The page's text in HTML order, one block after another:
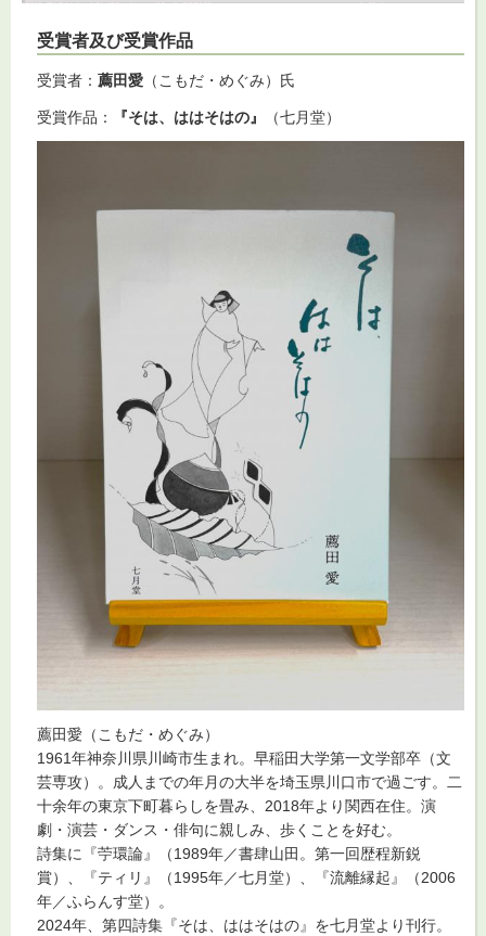
受賞者及び受賞作品
受賞者： 薦田愛 （こもだ・めぐみ）氏
受賞作品： 『そは、ははそはの』 （七月堂）
薦田愛（こもだ・めぐみ）
1961年神奈川県川崎市生まれ。早稲田大学第一文学部卒（文
芸専攻）。成人までの年月の大半を埼玉県川口市で過ごす。二
十余年の東京下町暮らしを畳み、2018年より関西在住。演
劇・演芸・ダンス・俳句に親しみ、歩くことを好む。
詩集に『苧環論』（1989年／書肆山田。第一回歴程新鋭
賞）、『ティリ』（1995年／七月堂）、『流離縁起』（2006
年／ふらんす堂）。
2024年、第四詩集『そは、ははそはの』を七月堂より刊行。